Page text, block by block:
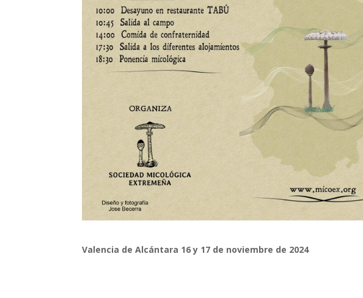
Valencia de Alcántara 16 y 17 de noviembre de 2024